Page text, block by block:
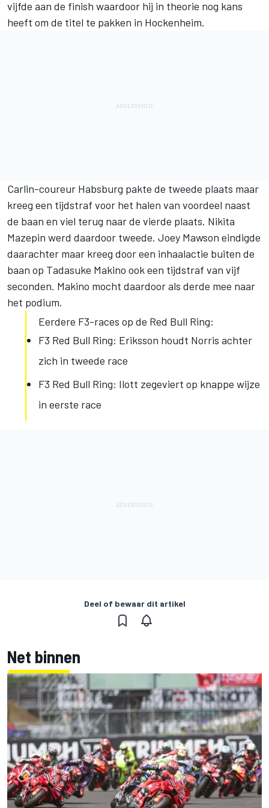
vijfde aan de finish waardoor hij in theorie nog kans
heeft om de titel te pakken in Hockenheim.
Carlin-coureur Habsburg pakte de tweede plaats maar
kreeg een tijdstraf voor het halen van voordeel naast
de baan en viel terug naar de vierde plaats. Nikita
Mazepin werd daardoor tweede. Joey Mawson eindigde
daarachter maar kreeg door een inhaalactie buiten de
baan op Tadasuke Makino ook een tijdstraf van vijf
seconden. Makino mocht daardoor als derde mee naar
het podium.
Eerdere F3-races op de Red Bull Ring:
F3 Red Bull Ring: Eriksson houdt Norris achter
zich in tweede race
F3 Red Bull Ring: Ilott zegeviert op knappe wijze
in eerste race
Deel of bewaar dit artikel
Net binnen